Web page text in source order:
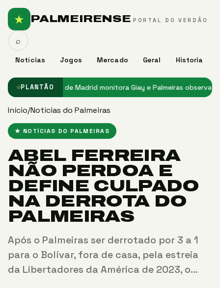
★ PALMEIRENSE PORTAL DO VERDÃO
Notícias Jogos Mercado Geral Historia
⌕
PLANTÃO
★ Atlético de Madrid monitora Giay e Palmeiras observa
Início/Notícias do Palmeiras
★ NOTÍCIAS DO PALMEIRAS
ABEL FERREIRA
NÃO PERDOA E
DEFINE CULPADO
NA DERROTA DO
PALMEIRAS
Após o Palmeiras ser derrotado por 3 a 1
para o Bolívar, fora de casa, pela estreia
da Libertadores da América de 2023, o…